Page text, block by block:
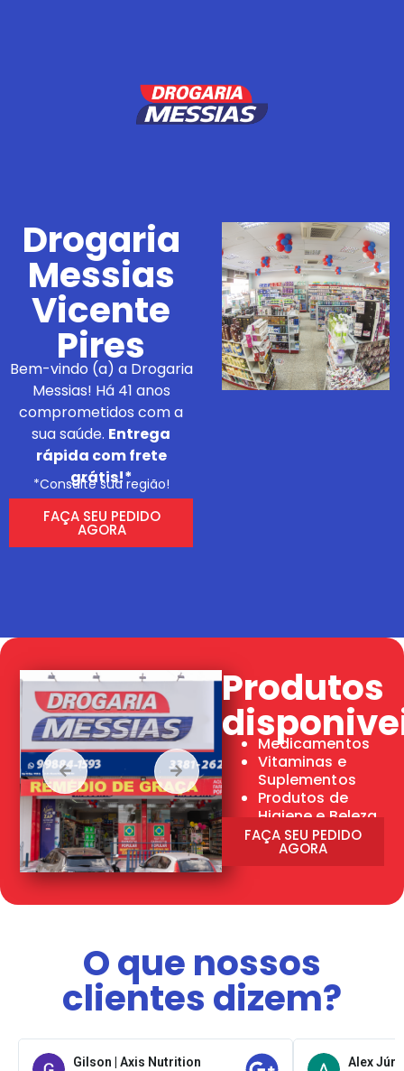
Drogaria
Messias
Vicente
Pires
Bem-vindo (a) a Drogaria
Messias! Há 41 anos
comprometidos com a
sua saúde. Entrega
rápida com frete
grátis!*
*Consulte sua região!
FAÇA SEU PEDIDO
AGORA
Produtos
Medicamentos
Vitaminas e
Suplementos
Produtos de
Higiene e Beleza
FAÇA SEU PEDIDO
AGORA
O que nossos
clientes dizem?
Gilson | Axis Nutrition Alex